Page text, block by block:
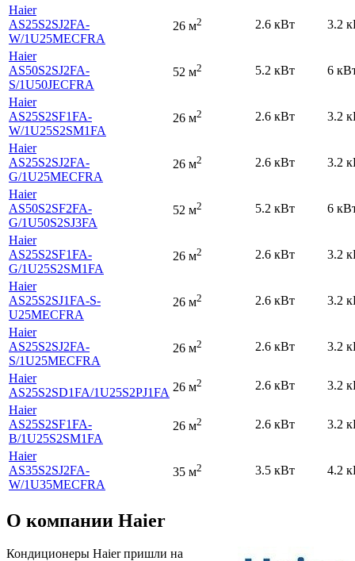
Haier
AS25S2SJ2FA-
W/1U25MECFRA
26 м2 2.6 кВт 3.2
Haier
AS50S2SJ2FA-
S/1U50JECFRA
52 м2 5.2 кВт 6
Haier
AS25S2SF1FA-
W/1U25S2SM1FA
26 м2 2.6 кВт 3.2
Haier
AS25S2SJ2FA-
G/1U25MECFRA
26 м2 2.6 кВт 3.2
Haier
AS50S2SF2FA-
G/1U50S2SJ3FA
52 м2 5.2 кВт 6
Haier
AS25S2SF1FA-
G/1U25S2SM1FA
26 м2 2.6 кВт 3.2
Haier
AS25S2SJ1FA-S-
U25MECFRA
26 м2 2.6 кВт 3.2
Haier
AS25S2SJ2FA-
S/1U25MECFRA
26 м2 2.6 кВт 3.2
Haier
AS25S2SD1FA/1U25S2PJ1FA 26 м2 2.6 кВт
3.2
Haier
AS25S2SF1FA-
B/1U25S2SM1FA
26 м2 2.6 кВт 3.2
Haier
AS35S2SJ2FA-
W/1U35MECFRA
35 м2 3.5 кВт 4.2
О компании Haier
Кондиционеры Haier пришли на